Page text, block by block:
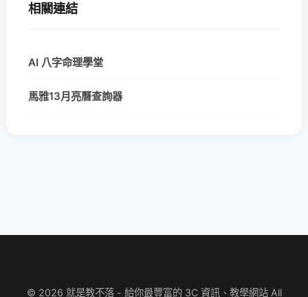
相關連結
AI 八字命理學堂
馬雅13月亮曆查詢器
© 2026 就是教不落 - 給你最豐富的 3C 資訊、教學網站 All